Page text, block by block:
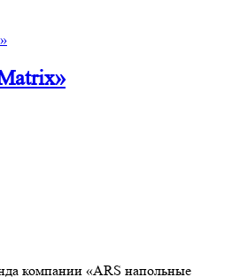
компании «ARS напольные